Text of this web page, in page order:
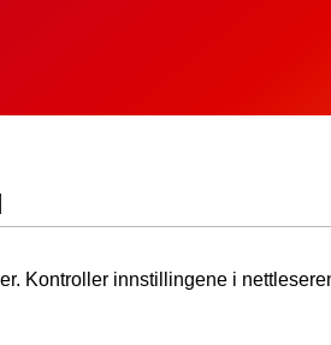
Kontroller innstillingene i